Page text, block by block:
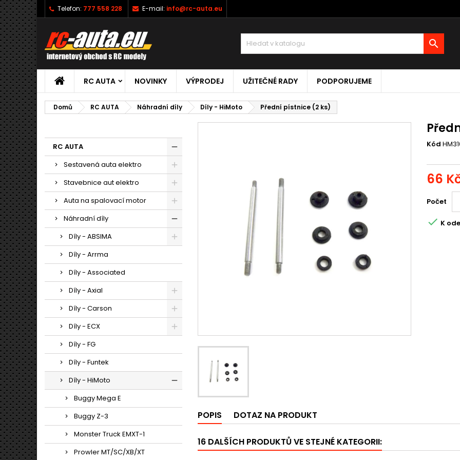
Telefon: 777 558 228 E-mail: info@rc-auta.eu

RC AUTA NOVINKY VÝPRODEJ UŽITEČNÉ RADY PODPORUJEME
Domů RC AUTA Náhradní díly Díly - HiMoto Přední pístnice (2 ks)
RC AUTA
Sestavená auta elektro
Stavebnice aut elektro
Auta na spalovací motor
Náhradní díly
Díly - ABSIMA
Díly - Arrma
Díly - Associated
Díly - Axial
Díly - Carson
Díly - ECX
Díly - FG
Díly - Funtek
Díly - HiMoto
Buggy Mega E
Buggy Z-3
Monster Truck EMXT-1
Prowler MT/SC/XB/XT
Kód
66
Počet
 K
POPIS DOTAZ NA PRODUKT
16 DALŠÍCH PRODUKTŮ VE STEJNÉ KATEGORII: